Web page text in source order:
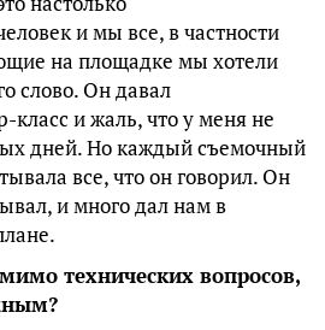
и мы все, в частности
на площадке мы хотели
слово. Он давал
и жаль, что у меня не
дней. Но каждый съемочный
все, что он говорил. Он
и много дал нам в
технических вопросов,